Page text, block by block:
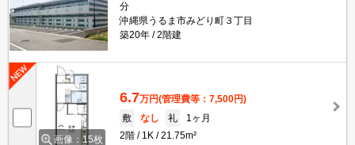
分
沖縄県うるま市みどり町３丁目
築20年
2階建
画像：15枚
6.7万円(管理費等：7,500円)
敷
なし 礼
1ヶ月
2階
1K 21.75m²